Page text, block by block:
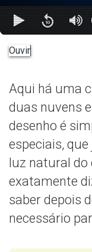
Ouvir
Aqui há uma
duas nuvens
desenho é
especiais,
luz natural do
exatamente
saber depois
necessário